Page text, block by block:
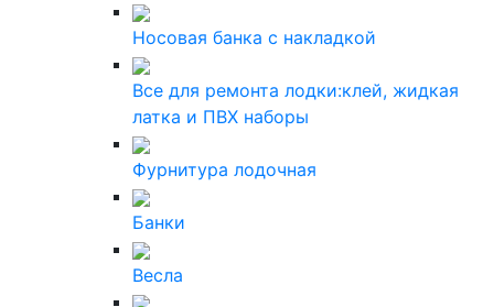
Носовая банка с накладкой
Все для ремонта лодки:клей, жидкая
латка и ПВХ наборы
Фурнитура лодочная
Банки
Весла